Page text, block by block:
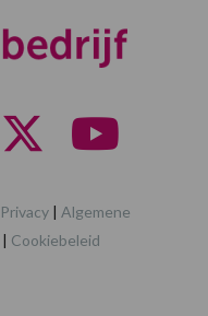
Privacy | Algemene
| Cookiebeleid